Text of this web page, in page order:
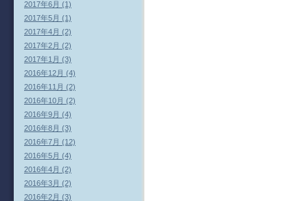
2017年6月 (1)
2017年5月 (1)
2017年4月 (2)
2017年2月 (2)
2017年1月 (3)
2016年12月 (4)
2016年11月 (2)
2016年10月 (2)
2016年9月 (4)
2016年8月 (3)
2016年7月 (12)
2016年5月 (4)
2016年4月 (2)
2016年3月 (2)
2016年2月 (3)